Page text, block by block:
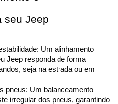
seu Jeep
Um alinhamento
Jeep responda de forma
seja na estrada ou em
pneus: Um balanceamento
irregular dos pneus, garantindo